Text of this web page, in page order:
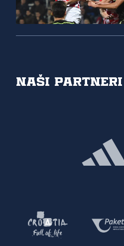
Naši partneri